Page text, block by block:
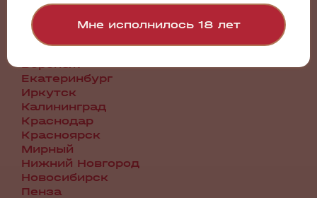
Санкт-Петербург
Барнаул
Братск
Волгоград
Воронеж
Екатеринбург
Иркутск
Калининград
Краснодар
Красноярск
Мирный
Нижний Новгород
Новосибирск
Пенза
Мне исполнилось 18 лет